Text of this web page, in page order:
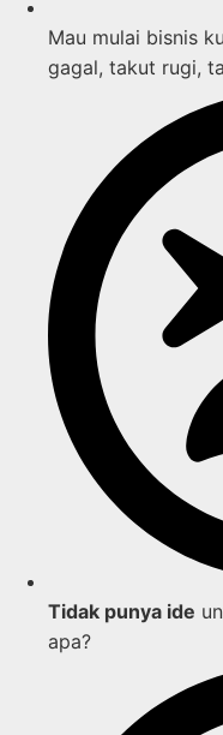
Mau mulai bisnis
gagal, takut rugi,
Tidak punya ide
apa?